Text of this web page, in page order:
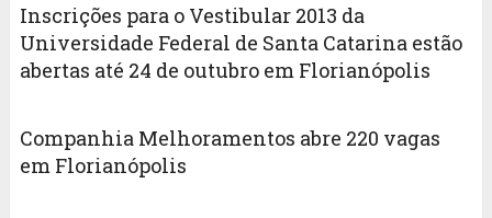
Inscrições para o Vestibular 2013 da
Universidade Federal de Santa Catarina estão
abertas até 24 de outubro em Florianópolis
Companhia Melhoramentos abre 220 vagas
em Florianópolis